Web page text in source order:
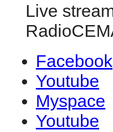
Continuo
Musica su
magnetico
Live